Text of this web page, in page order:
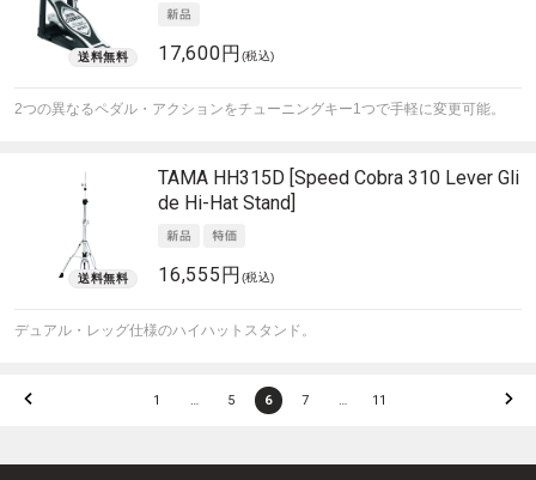
17,600円 (税込)
2つの異なるペダル・アクションをチューニングキー1つで手軽に変更可能。
TAMA HH315D [Speed Cobra 310 Lever Gli
de Hi-Hat Stand]
16,555円 (税込)
デュアル・レッグ仕様のハイハットスタンド。
1 … 5 6 7 … 11